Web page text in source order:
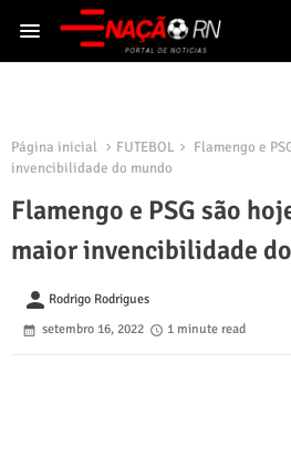
Página inicial FUTEBOL
Flamengo e
invencibilidade do mundo
Flamengo e PSG são
maior invencibilidade
person Rodrigo Rodrigues
setembro 16, 2022
1 minute read